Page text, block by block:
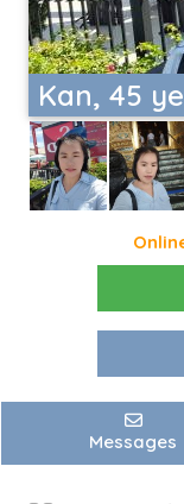
Kan, 45
Messages